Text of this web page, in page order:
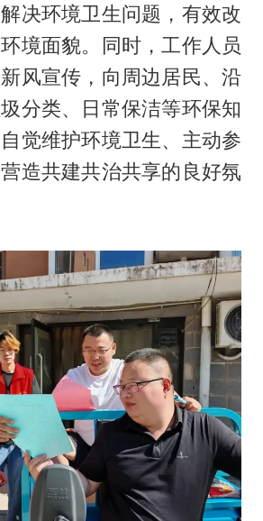
决环境卫生问题，有效改
境面貌。同时，工作人员
风宣传，向周边居民、沿
分类、日常保洁等环保知
觉维护环境卫生、主动参
造共建共治共享的良好氛